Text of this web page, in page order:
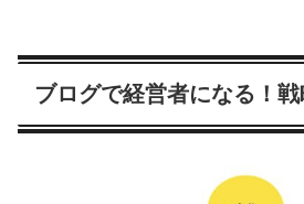
ブログで経営者になる！戦